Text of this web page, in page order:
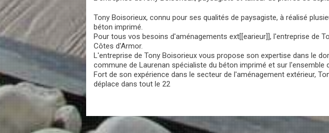
Tony Boisorieux, connu pour ses qualités de paysagiste, à réalisé
béton imprimé.
Pour tous vos besoins d'aménagements ext[[earieur]], l'entreprise de
Côtes d'Armor.
L'entreprise de Tony Boisorieux vous propose son expertise dans le
commune de Laurenan spécialiste du béton imprimé et sur l'ensemble
Fort de son expérience dans le secteur de l'aménagement extérieur,
déplace dans tout le 22